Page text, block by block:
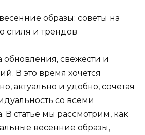
образы: советы на
стиля и трендов
обновления, свежести и
В это время хочется
актуально и удобно, сочетая
со всеми
В статье мы рассмотрим, как
весенние образы,